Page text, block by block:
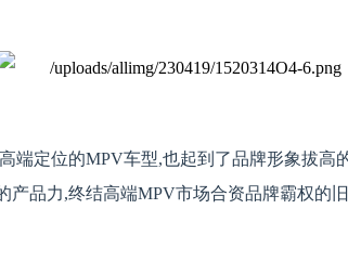
端定位的MPV车型,也起到了品牌形象拔高
产品力,终结高端MPV市场合资品牌霸权的